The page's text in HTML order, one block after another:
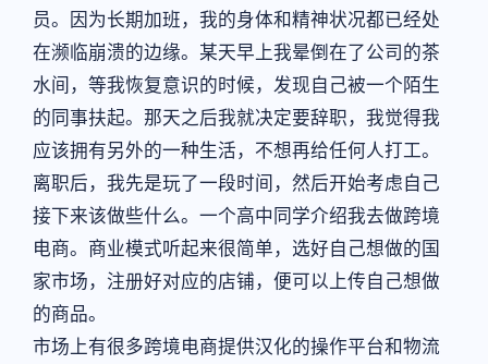
员。因为长期加班，我的身体和精神状况都已经处
在濒临崩溃的边缘。某天早上我晕倒在了公司的茶
水间，等我恢复意识的时候，发现自己被一个陌生
的同事扶起。那天之后我就决定要辞职，我觉得我
应该拥有另外的一种生活，不想再给任何人打工。
离职后，我先是玩了一段时间，然后开始考虑自己
接下来该做些什么。一个高中同学介绍我去做跨境
电商。商业模式听起来很简单，选好自己想做的国
家市场，注册好对应的店铺，便可以上传自己想做
的商品。
市场上有很多跨境电商提供汉化的操作平台和物流